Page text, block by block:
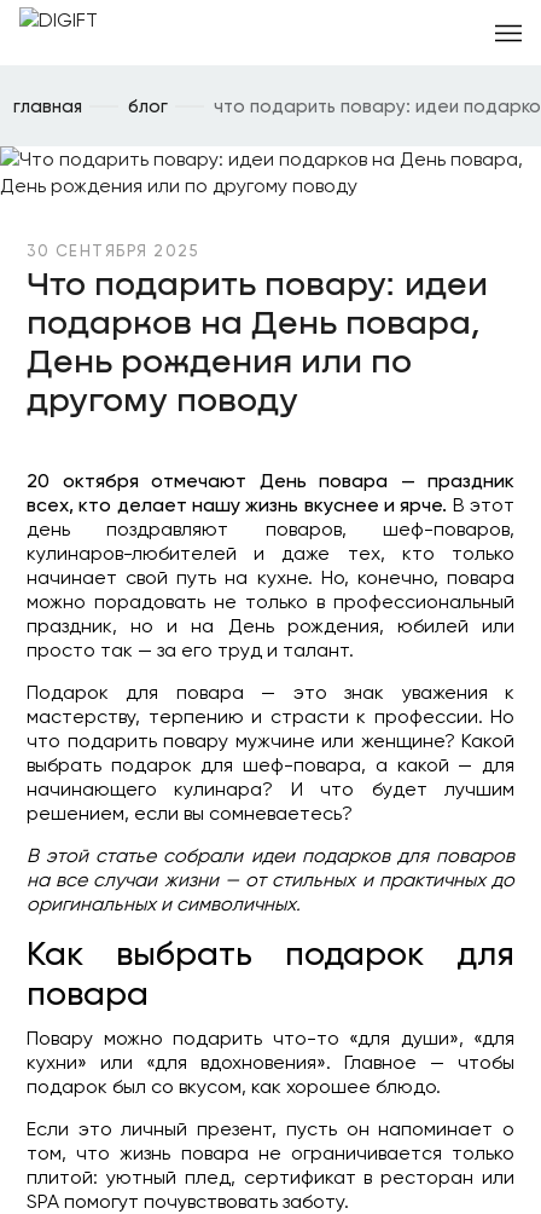
главная блог что подарить повару: идеи
30 СЕНТЯБРЯ 2025
Что подарить повару: идеи
подарков на День повара,
День рождения или по
другому поводу
20 октября отмечают День повара — праздник
всех, кто делает нашу жизнь вкуснее и ярче. В этот
день поздравляют поваров, шеф-поваров,
кулинаров-любителей и даже тех, кто только
начинает свой путь на кухне. Но, конечно, повара
можно порадовать не только в профессиональный
праздник, но и на День рождения, юбилей или
просто так — за его труд и талант.
Подарок для повара — это знак уважения к
мастерству, терпению и страсти к профессии. Но
что подарить повару мужчине или женщине? Какой
выбрать подарок для шеф-повара, а какой — для
начинающего кулинара? И что будет лучшим
решением, если вы сомневаетесь?
В этой статье собрали идеи подарков для поваров
на все случаи жизни — от стильных и практичных до
оригинальных и символичных.
Как выбрать подарок для
повара
Повару можно подарить что-то «для души», «для
кухни» или «для вдохновения». Главное — чтобы
подарок был со вкусом, как хорошее блюдо.
Если это личный презент, пусть он напоминает о
том, что жизнь повара не ограничивается только
плитой: уютный плед, сертификат в ресторан или
SPA помогут почувствовать заботу.